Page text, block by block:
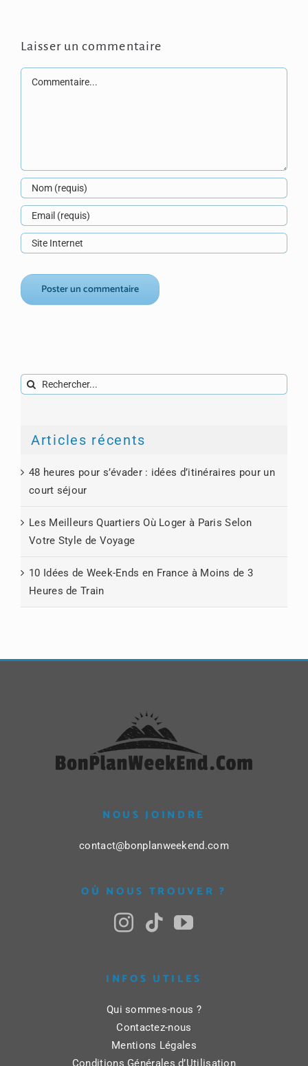
Laisser un commentaire
Commentaire
Rechercher:
Articles récents
48 heures pour s’évader : idées d’itinéraires pour un
court séjour
Les Meilleurs Quartiers Où Loger à Paris Selon
Votre Style de Voyage
10 Idées de Week-Ends en France à Moins de 3
Heures de Train
NOUS JOINDRE
contact@bonplanweekend.com
OÙ NOUS TROUVER ?
INFOS UTILES
Qui sommes-nous ?
Contactez-nous
Mentions Légales
Conditions Générales d’Utilisation